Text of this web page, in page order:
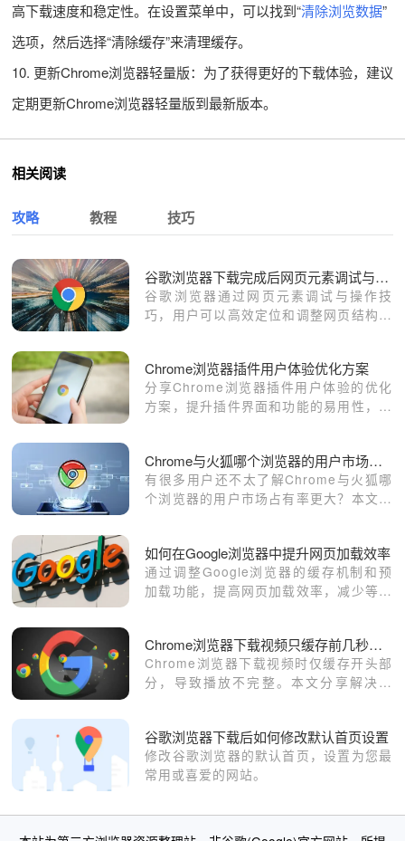
高下载速度和稳定性。在设置菜单中，可以找到“清除浏览数据”
选项，然后选择“清除缓存”来清理缓存。
10. 更新Chrome浏览器轻量版：为了获得更好的下载体验，建议
定期更新Chrome浏览器轻量版到最新版本。
相关阅读
攻略 教程 技巧
谷歌浏览器下载完成后网页元素调试与操作教程
谷歌浏览器通过网页元素调试与操作技
巧，用户可以高效定位和调整网页结构，
Chrome浏览器插件用户体验优化方案
分享Chrome浏览器插件用户体验的优化
方案，提升插件界面和功能的易用性，增
Chrome与火狐哪个浏览器的用户市场占有率更大
有很多用户还不太了解Chrome与火狐哪
个浏览器的用户市场占有率更大？本文将
如何在Google浏览器中提升网页加载效率
通过调整Google浏览器的缓存机制和预
加载功能，提高网页加载效率，减少等待
Chrome浏览器下载视频只缓存前几秒的解决技巧
Chrome浏览器下载视频时仅缓存开头部
分，导致播放不完整。本文分享解决技
谷歌浏览器下载后如何修改默认首页设置
修改谷歌浏览器的默认首页，设置为您最
常用或喜爱的网站。